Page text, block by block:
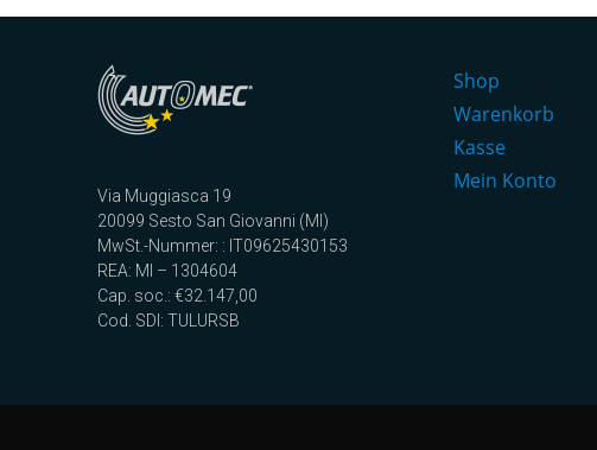
Via Muggiasca 19
20099 Sesto San Giovanni (MI)
MwSt.-Nummer: : IT09625430153
REA: MI – 1304604
Cap. soc.: €32.147,00
Cod. SDI: TULURSB
Shop
Warenkorb
Kasse
Mein Konto